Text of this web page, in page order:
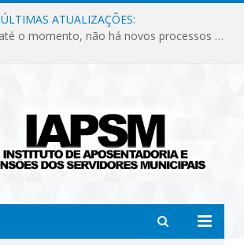
ÚLTIMAS ATUALIZAÇÕES:
Declaramos que até o momento, não há novos processos licitatórios para o Instituto de Previdência no ano de 2026.